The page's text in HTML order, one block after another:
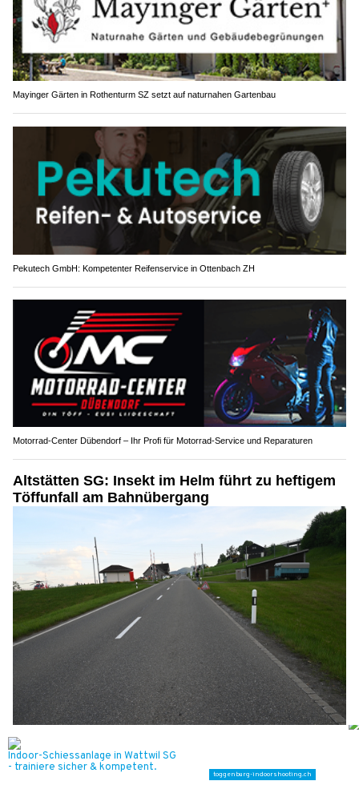
Mayinger Gärten in Rothenturm SZ setzt auf naturnahen Gartenbau
Pekutech GmbH: Kompetenter Reifenservice in Ottenbach ZH
Motorrad-Center Dübendorf – Ihr Profi für Motorrad-Service und Reparaturen
Altstätten SG: Insekt im Helm führt zu heftigem
Töffunfall am Bahnübergang
25.05.26
Am Sonntagabend (24.05.2026) ist ein 36-jähriger Mann
auf der Stoosstrasse mit seinem Motorrad verunfallt.